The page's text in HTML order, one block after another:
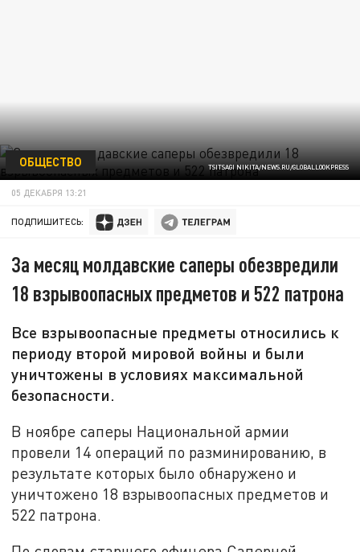
TSITSAGI NIKITA/NEWS.RU/GLOBALLOOKPRESS
ОБЩЕСТВО
05 ДЕКАБРЯ 13:21
ПОДПИШИТЕСЬ:
За месяц молдавские саперы обезвредили
18 взрывоопасных предметов и 522 патрона
Все взрывоопасные предметы относились к
периоду второй мировой войны и были
уничтожены в условиях максимальной
безопасности.
В ноябре саперы Национальной армии
провели 14 операций по разминированию, в
результате которых было обнаружено и
уничтожено 18 взрывоопасных предметов и
522 патрона.